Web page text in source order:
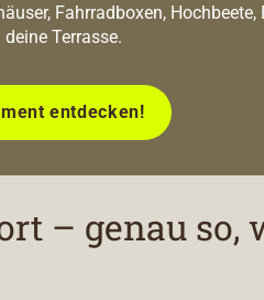
Fahrradboxen,
Terrasse.
entdecken!
– genau so,